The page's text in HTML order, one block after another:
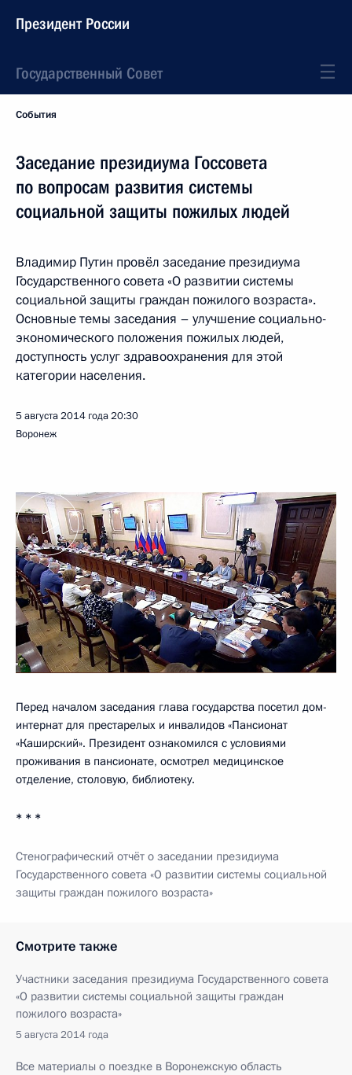
Президент России
Государственный Совет
События
Заседание президиума Госсовета
по вопросам развития системы
социальной защиты пожилых людей
Владимир Путин провёл заседание президиума
Государственного совета «О развитии системы
социальной защиты граждан пожилого возраста».
Основные темы заседания – улучшение социально-
экономического положения пожилых людей,
доступность услуг здравоохранения для этой
категории населения.
5 августа 2014 года20:30
Воронеж
Перед началом заседания глава государства посетил дом-
интернат для престарелых и инвалидов «Пансионат
«Каширский». Президент ознакомился с условиями
проживания в пансионате, осмотрел медицинское
отделение, столовую, библиотеку.
* * *
Стенографический отчёт о заседании президиума
Государственного совета «О развитии системы социальной
защиты граждан пожилого возраста»
Смотрите также
Участники заседания президиума Государственного совета
«О развитии системы социальной защиты граждан
пожилого возраста»
5 августа 2014 года
Все материалы о поездке в Воронежскую область